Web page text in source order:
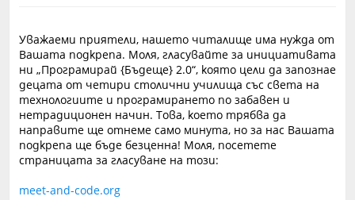
Уважаеми приятели, нашето читалище има нужда от
Вашата подкрепа. Моля, гласувайте за инициативата
ни „Програмирай {Бъдеще} 2.0“, която цели да запознае
децата от четири столични училища със света на
технологиите и програмирането по забавен и
нетрадиционен начин. Това, което трябва да
направите ще отнеме само минута, но за нас Вашата
подкрепа ще бъде безценна! Моля, посетете
страницата за гласуване на този:
meet-and-code.org